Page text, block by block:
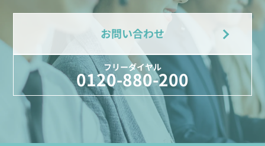
お問い合わせ
フリーダイヤル
0120-880-200